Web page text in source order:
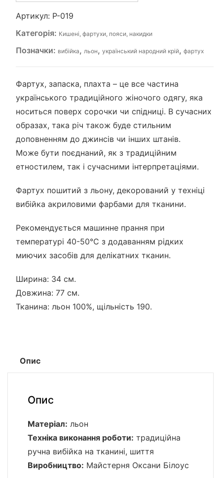
Артикул: P-019
Категорія: Кишені, фартухи, пояси, накидки
Позначки: вибійка, льон, український народний крій, фартух
Фартух, запаска, плахта – це все частина
українського традиційного жіночого одягу, яка
носиться поверх сорочки чи спідниці. В сучасних
образах, така річ також буде стильним
доповненням до джинсів чи інших штанів.
Може бути поєднаний, як з традиційним
етностилем, так і сучасними інтерпретаціями.
Фартух пошитий з льону, декорований у техніці
вибійка акриловими фарбами для тканини.
Рекомендується машинне прання при
температурі 40-50°С з додаванням рідких
миючих засобів для делікатних тканин.
Ширина: 34 см.
Довжина: 77 см.
Тканина: льон 100%, щільність 190.
Опис
Опис
Матеріал: льон
Техніка виконання роботи: традиційна
ручна вибійка на тканині, шиття
Виробництво: Майстерня Оксани Білоус